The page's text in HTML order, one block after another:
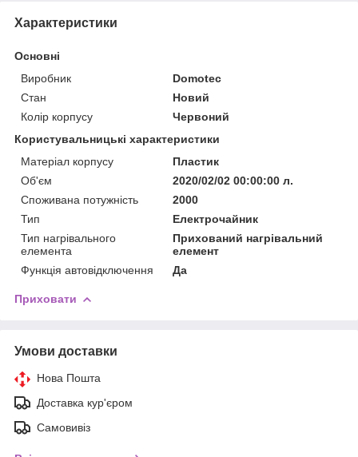
Характеристики
Основні
Виробник
Domotec
Стан
Новий
Колір корпусу
Червоний
Користувальницькі характеристики
Матеріал корпусу
Пластик
Об'єм
2020/02/02 00:00:00 л.
Споживана потужність
2000
Тип
Електрочайник
Тип нагрівального
елемента
Прихований нагрівальний
елемент
Функція автовідключення
Да
Приховати
Умови доставки
Нова Пошта
Доставка кур'єром
Самовивіз